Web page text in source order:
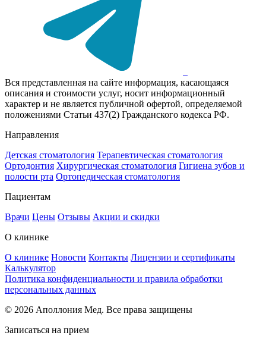
Вся представленная на сайте информация, касающаяся
описания и стоимости услуг, носит информационный
характер и не является публичной офертой, определяемой
положениями Статьи 437(2) Гражданского кодекса РФ.
Направления
Детская стоматология Терапевтическая стоматология
Ортодонтия Хирургическая стоматология Гигиена зубов и
полости рта Ортопедическая стоматология
Пациентам
Врачи Цены Отзывы Акции и скидки
О клинике
О клинике Новости Контакты Лицензии и сертификаты
Калькулятор
Политика конфиденциальности и правила обработки
персональных данных
© 2026 Аполлония Мед. Все права защищены
Записаться на прием